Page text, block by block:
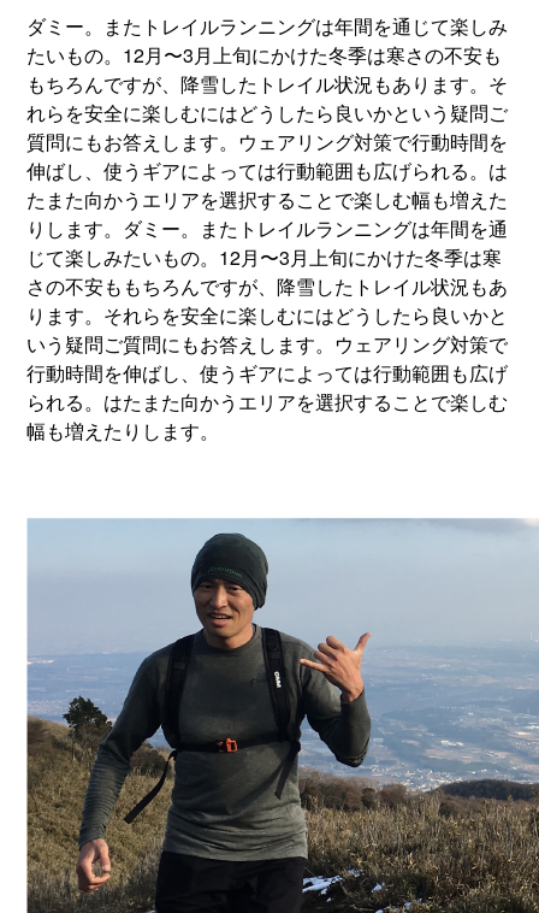
ダミー。またトレイルランニングは年間を通じて楽しみ
たいもの。12月〜3月上旬にかけた冬季は寒さの不安も
もちろんですが、降雪したトレイル状況もあります。そ
れらを安全に楽しむにはどうしたら良いかという疑問ご
質問にもお答えします。ウェアリング対策で行動時間を
伸ばし、使うギアによっては行動範囲も広げられる。は
たまた向かうエリアを選択することで楽しむ幅も増えた
りします。ダミー。またトレイルランニングは年間を通
じて楽しみたいもの。12月〜3月上旬にかけた冬季は寒
さの不安ももちろんですが、降雪したトレイル状況もあ
ります。それらを安全に楽しむにはどうしたら良いかと
いう疑問ご質問にもお答えします。ウェアリング対策で
行動時間を伸ばし、使うギアによっては行動範囲も広げ
られる。はたまた向かうエリアを選択することで楽しむ
幅も増えたりします。